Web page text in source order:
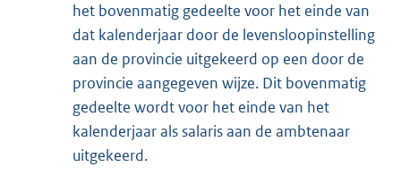
het bovenmatig gedeelte voor het einde van
dat kalenderjaar door de levensloopinstelling
aan de provincie uitgekeerd op een door de
provincie aangegeven wijze. Dit bovenmatig
gedeelte wordt voor het einde van het
kalenderjaar als salaris aan de ambtenaar
uitgekeerd.